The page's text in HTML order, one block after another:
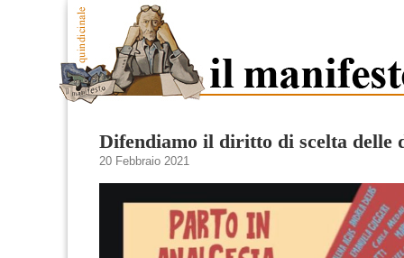
Difendiamo il diritto di scelta delle
20 Febbraio 2021